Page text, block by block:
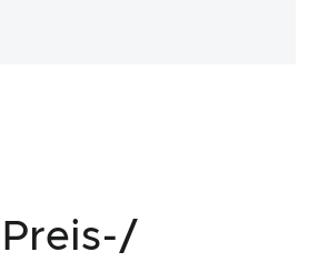
Preis-/